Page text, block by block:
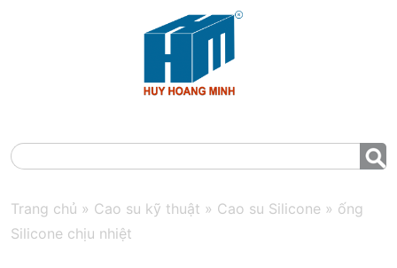
Trang chủ » Cao su kỹ thuật » Cao su Silicone » ống
Silicone chịu nhiệt